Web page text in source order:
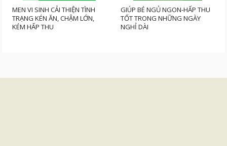
MEN VI SINH CẢI THIỆN TÌNH
TRẠNG KÉN ĂN, CHẬM LỚN,
KÉM HẤP THU
GIÚP BÉ NGỦ NGON-HẤP THU
TỐT TRONG NHỮNG NGÀY
NGHỈ DÀI